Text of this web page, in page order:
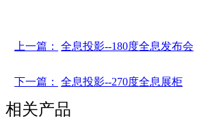
上一篇： 全息投影--180度全息发布会
下一篇： 全息投影--270度全息展柜
相关产品